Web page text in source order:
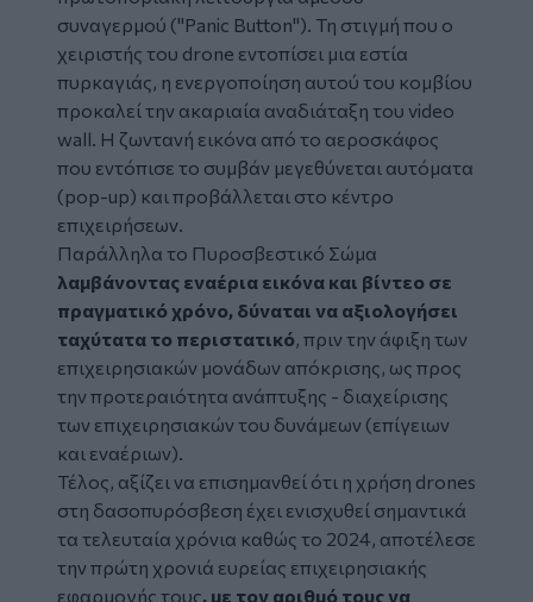
συναγερμού ("Panic Button"). Τη στιγμή που ο
χειριστής του drone εντοπίσει μια εστία
πυρκαγιάς, η ενεργοποίηση αυτού του κομβίου
προκαλεί την ακαριαία αναδιάταξη του video
wall. Η ζωντανή εικόνα από το αεροσκάφος
που εντόπισε το συμβάν μεγεθύνεται αυτόματα
(pop-up) και προβάλλεται στο κέντρο
επιχειρήσεων.
Παράλληλα το Πυροσβεστικό Σώμα
λαμβάνοντας εναέρια εικόνα και βίντεο σε
πραγματικό χρόνο, δύναται να αξιολογήσει
ταχύτατα το περιστατικό , πριν την άφιξη των
επιχειρησιακών μονάδων απόκρισης, ως προς
την προτεραιότητα ανάπτυξης - διαχείρισης
των επιχειρησιακών του δυνάμεων (επίγειων
και εναέριων).
Τέλος, αξίζει να επισημανθεί ότι η χρήση drones
στη δασοπυρόσβεση έχει ενισχυθεί σημαντικά
τα τελευταία χρόνια καθώς το 2024, αποτέλεσε
την πρώτη χρονιά ευρείας επιχειρησιακής
εφαρμογής τους, με τον αριθμό τους να